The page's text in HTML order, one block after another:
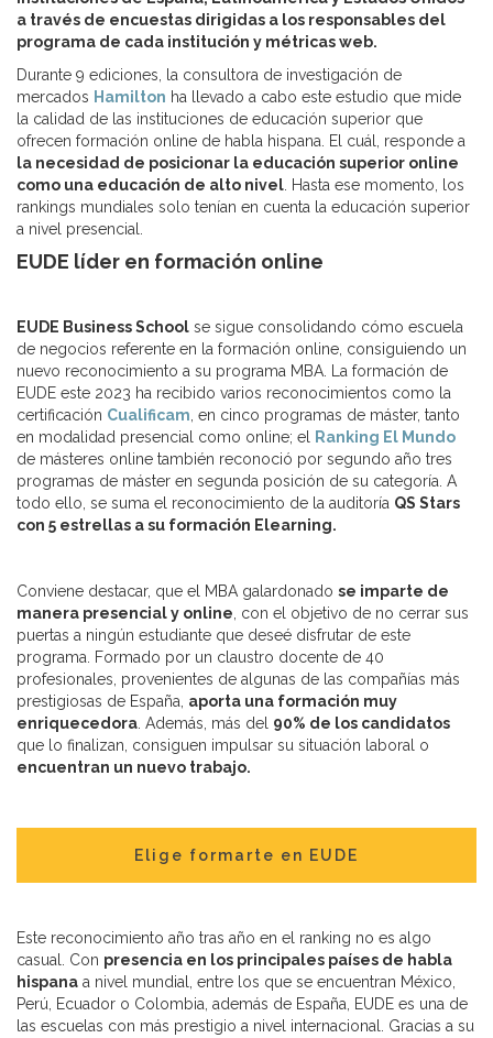
a través de encuestas dirigidas a los responsables del
programa de cada institución y métricas web.
Durante 9 ediciones, la consultora de investigación de
mercados Hamilton ha llevado a cabo este estudio que mide
la calidad de las instituciones de educación superior que
ofrecen formación online de habla hispana. El cuál, responde a
la necesidad de posicionar la educación superior online
como una educación de alto nivel . Hasta ese momento, los
rankings mundiales solo tenían en cuenta la educación superior
a nivel presencial.
EUDE líder en formación online
EUDE Business School se sigue consolidando cómo escuela
de negocios referente en la formación online, consiguiendo un
nuevo reconocimiento a su programa MBA. La formación de
EUDE este 2023 ha recibido varios reconocimientos como la
certificación Cualificam , en cinco programas de máster, tanto
en modalidad presencial como online; el
Ranking El Mundo
de másteres online también reconoció por segundo año tres
programas de máster en segunda posición de su categoría. A
todo ello, se suma el reconocimiento de la auditoría QS Stars
con 5 estrellas a su formación Elearning.
Conviene destacar, que el MBA galardonado se imparte de
manera presencial y online , con el objetivo de no cerrar sus
puertas a ningún estudiante que deseé disfrutar de este
programa. Formado por un claustro docente de 40
profesionales, provenientes de algunas de las compañías más
prestigiosas de España, aporta una formación muy
enriquecedora . Además, más del 90% de los candidatos
que lo finalizan, consiguen impulsar su situación laboral o
encuentran un nuevo trabajo.
Elige formarte en EUDE
Este reconocimiento año tras año en el ranking no es algo
casual. Con presencia en los principales países de habla
hispana a nivel mundial, entre los que se encuentran México,
Perú, Ecuador o Colombia, además de España, EUDE es una de
las escuelas con más prestigio a nivel internacional. Gracias a su